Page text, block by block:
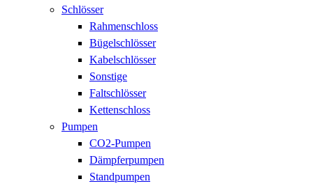
Schlösser
Rahmenschloss
Bügelschlösser
Kabelschlösser
Sonstige
Faltschlösser
Kettenschloss
Pumpen
CO2-Pumpen
Dämpferpumpen
Standpumpen